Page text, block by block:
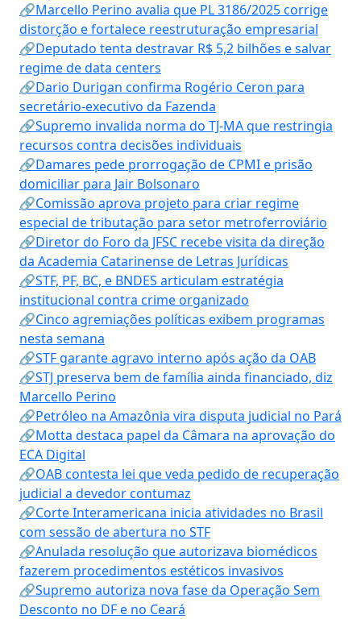
🔗Marcello Perino avalia que PL 3186/2025 corrige
distorção e fortalece reestruturação empresarial
🔗Deputado tenta destravar R$ 5,2 bilhões e salvar
regime de data centers
🔗Dario Durigan confirma Rogério Ceron para
secretário-executivo da Fazenda
🔗Supremo invalida norma do TJ-MA que restringia
recursos contra decisões individuais
🔗Damares pede prorrogação de CPMI e prisão
domiciliar para Jair Bolsonaro
🔗Comissão aprova projeto para criar regime
especial de tributação para setor metroferroviário
🔗Diretor do Foro da JFSC recebe visita da direção
da Academia Catarinense de Letras Jurídicas
🔗STF, PF, BC, e BNDES articulam estratégia
institucional contra crime organizado
🔗Cinco agremiações políticas exibem programas
nesta semana
🔗STF garante agravo interno após ação da OAB
🔗STJ preserva bem de família ainda financiado, diz
Marcello Perino
🔗Petróleo na Amazônia vira disputa judicial no Pará
🔗Motta destaca papel da Câmara na aprovação do
ECA Digital
🔗OAB contesta lei que veda pedido de recuperação
judicial a devedor contumaz
🔗Corte Interamericana inicia atividades no Brasil
com sessão de abertura no STF
🔗Anulada resolução que autorizava biomédicos
fazerem procedimentos estéticos invasivos
🔗Supremo autoriza nova fase da Operação Sem
Desconto no DF e no Ceará